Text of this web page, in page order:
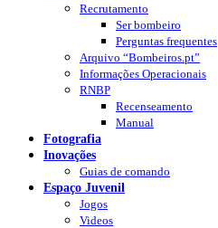
Recrutamento
Ser bombeiro
Perguntas frequentes
Arquivo “Bombeiros.pt”
Informações Operacionais
RNBP
Recenseamento
Manual
Fotografia
Inovações
Guias de comando
Espaço Juvenil
Jogos
Videos